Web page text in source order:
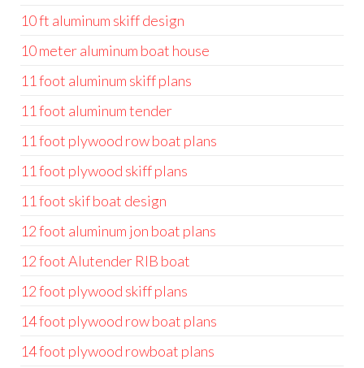
10 ft aluminum skiff design
10 meter aluminum boat house
11 foot aluminum skiff plans
11 foot aluminum tender
11 foot plywood row boat plans
11 foot plywood skiff plans
11 foot skif boat design
12 foot aluminum jon boat plans
12 foot Alutender RIB boat
12 foot plywood skiff plans
14 foot plywood row boat plans
14 foot plywood rowboat plans